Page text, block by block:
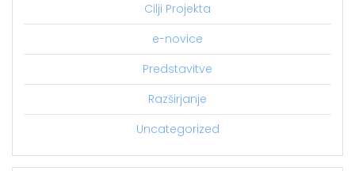
Cilji Projekta
e-novice
Predstavitve
Razširjanje
Uncategorized